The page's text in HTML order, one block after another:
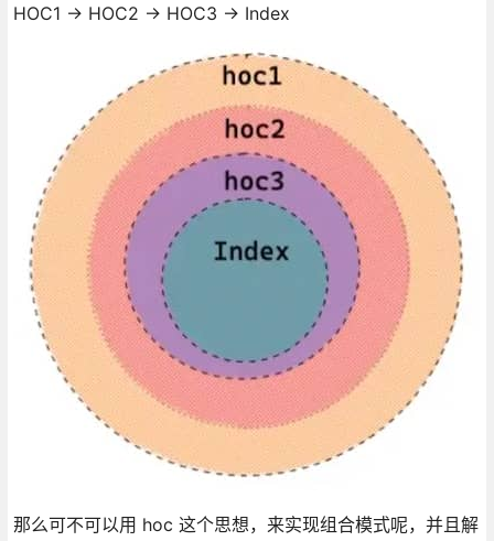
HOC1 -> HOC2 -> HOC3 -> Index
那么可不可以用 hoc 这个思想，来实现组合模式呢，并且解